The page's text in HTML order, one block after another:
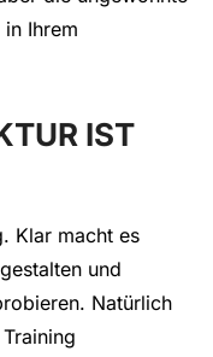
Ihrem
IST
Klar macht es
und
Natürlich